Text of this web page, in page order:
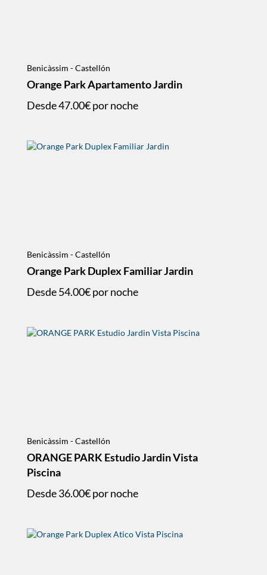
Benicàssim - Castellón
Orange Park Apartamento Jardin
Desde47.00€por noche
Benicàssim - Castellón
Orange Park Duplex Familiar Jardin
Desde54.00€por noche
Benicàssim - Castellón
ORANGE PARK Estudio Jardin Vista
Piscina
Desde36.00€por noche